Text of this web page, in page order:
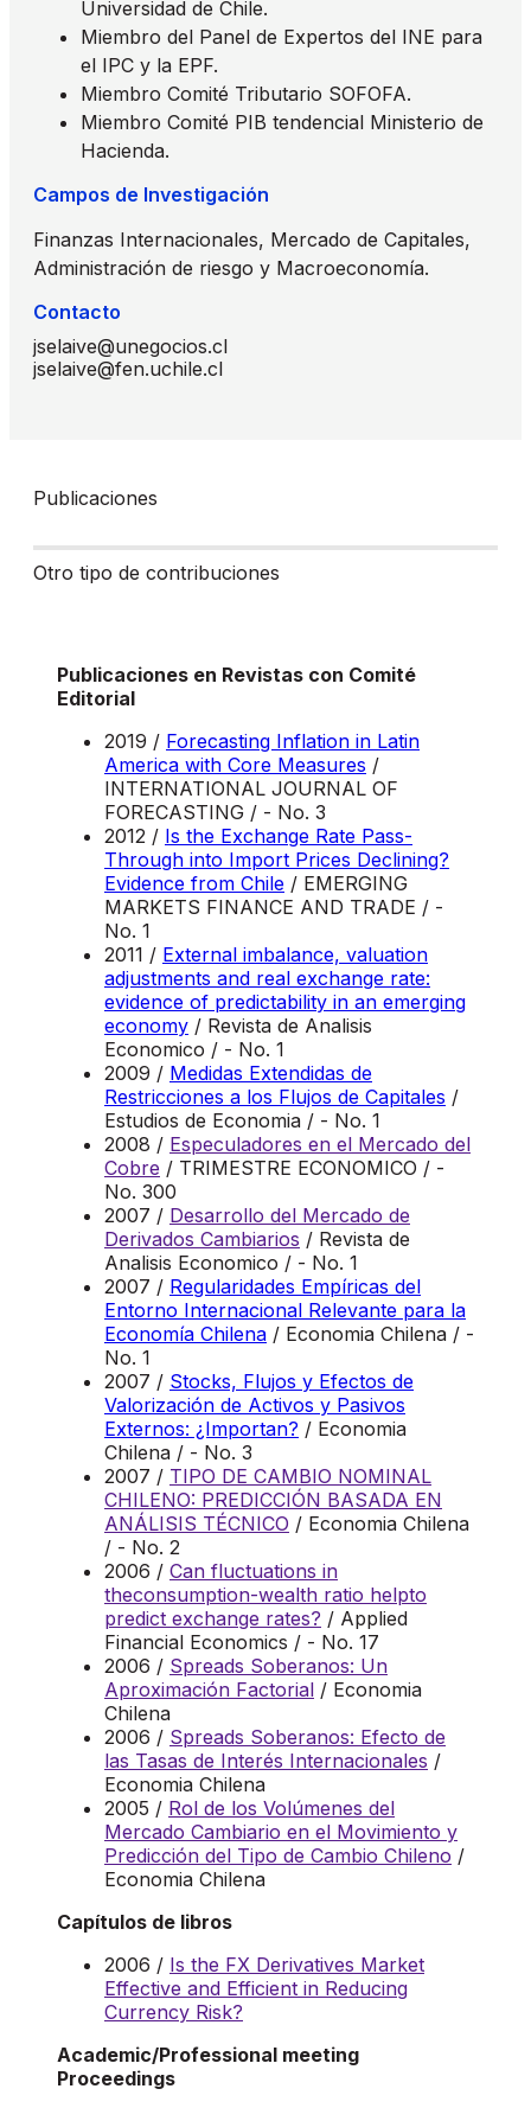
Universidad de Chile.
Miembro del Panel de Expertos del INE para
el IPC y la EPF.
Miembro Comité Tributario SOFOFA.
Miembro Comité PIB tendencial Ministerio de
Hacienda.
Campos de Investigación
Finanzas Internacionales, Mercado de Capitales,
Administración de riesgo y Macroeconomía.
Contacto
jselaive@unegocios.cl
jselaive@fen.uchile.cl
Publicaciones
Otro tipo de contribuciones
Publicaciones en Revistas con Comité
Editorial
2019 / Forecasting Inflation in Latin
America with Core Measures /
INTERNATIONAL JOURNAL OF
FORECASTING / - No. 3
2012 / Is the Exchange Rate Pass-
Through into Import Prices Declining?
Evidence from Chile / EMERGING
MARKETS FINANCE AND TRADE / -
No. 1
2011 / External imbalance, valuation
adjustments and real exchange rate:
evidence of predictability in an emerging
economy / Revista de Analisis
Economico / - No. 1
2009 / Medidas Extendidas de
Restricciones a los Flujos de Capitales /
Estudios de Economia / - No. 1
2008 / Especuladores en el Mercado del
Cobre / TRIMESTRE ECONOMICO / -
No. 300
2007 / Desarrollo del Mercado de
Derivados Cambiarios / Revista de
Analisis Economico / - No. 1
2007 / Regularidades Empíricas del
Entorno Internacional Relevante para la
Economía Chilena / Economia Chilena / -
No. 1
2007 / Stocks, Flujos y Efectos de
Valorización de Activos y Pasivos
Externos: ¿Importan? / Economia
Chilena / - No. 3
2007 / TIPO DE CAMBIO NOMINAL
CHILENO: PREDICCIÓN BASADA EN
ANÁLISIS TÉCNICO / Economia Chilena
/ - No. 2
2006 / Can fluctuations in
theconsumption-wealth ratio helpto
predict exchange rates? / Applied
Financial Economics / - No. 17
2006 / Spreads Soberanos: Un
Aproximación Factorial / Economia
Chilena
2006 / Spreads Soberanos: Efecto de
las Tasas de Interés Internacionales /
Economia Chilena
2005 / Rol de los Volúmenes del
Mercado Cambiario en el Movimiento y
Predicción del Tipo de Cambio Chileno /
Economia Chilena
Capítulos de libros
2006 / Is the FX Derivatives Market
Effective and Efficient in Reducing
Currency Risk?
Academic/Professional meeting
Proceedings